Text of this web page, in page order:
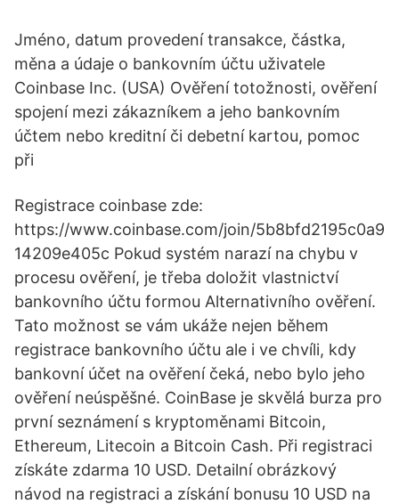
Jméno, datum provedení transakce, částka,
měna a údaje o bankovním účtu uživatele
Coinbase Inc. (USA) Ověření totožnosti, ověření
spojení mezi zákazníkem a jeho bankovním
účtem nebo kreditní či debetní kartou, pomoc
při
Registrace coinbase zde:
https://www.coinbase.com/join/5b8bfd2195c0a9
14209e405c Pokud systém narazí na chybu v
procesu ověření, je třeba doložit vlastnictví
bankovního účtu formou Alternativního ověření.
Tato možnost se vám ukáže nejen během
registrace bankovního účtu ale i ve chvíli, kdy
bankovní účet na ověření čeká, nebo bylo jeho
ověření neúspěšné. CoinBase je skvělá burza pro
první seznámení s kryptoměnami Bitcoin,
Ethereum, Litecoin a Bitcoin Cash. Při registraci
získáte zdarma 10 USD. Detailní obrázkový
návod na registraci a získání bonusu 10 USD na